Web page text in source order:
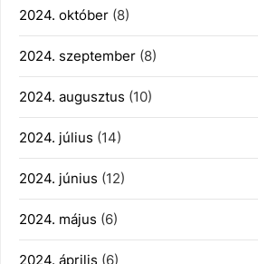
2024. október (8)
2024. szeptember (8)
2024. augusztus (10)
2024. július (14)
2024. június (12)
2024. május (6)
2024. április (6)